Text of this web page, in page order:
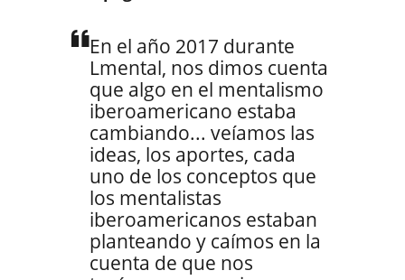
En el año 2017 durante
Lmental, nos dimos cuenta
que algo en el mentalismo
iberoamericano estaba
cambiando... veíamos las
ideas, los aportes, cada
uno de los conceptos que
los mentalistas
iberoamericanos estaban
planteando y caímos en la
cuenta de que nos